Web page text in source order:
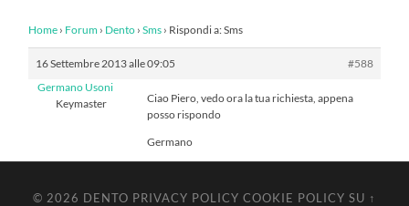
Home › Forum › Dento › Sms › Rispondi a: Sms
16 Settembre 2013 alle 09:05
#588
Germano Usoni
Keymaster
Ciao Piero, vedo ora la tua richiesta, appena
posso rispondo
Germano
© 2026 DENTO PRIVACY POLICY COOKIE POLICY SU ↑